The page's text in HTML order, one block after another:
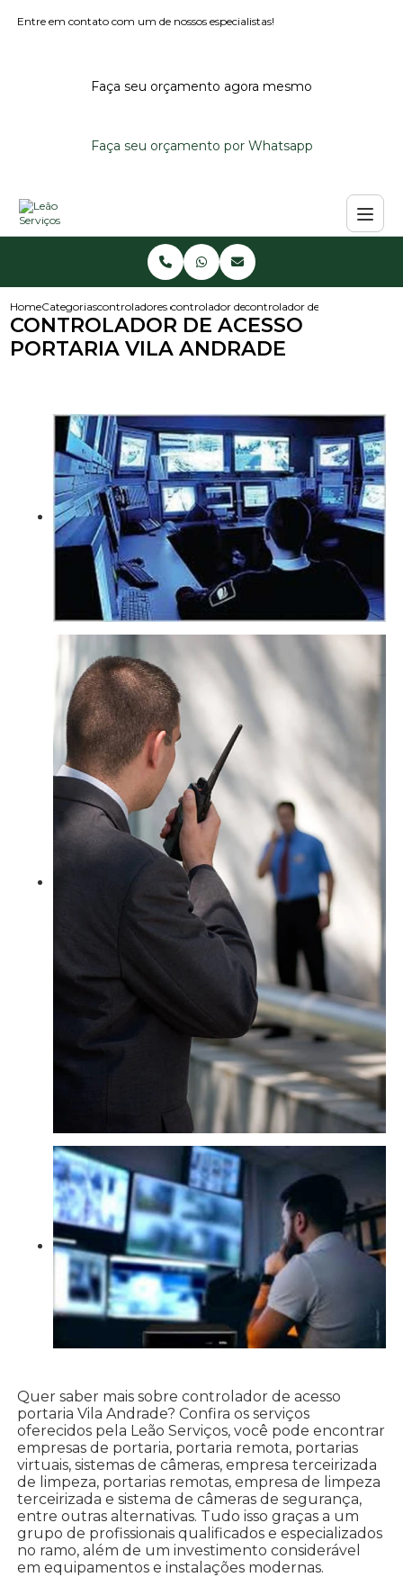
Entre em contato com um de nossos especialistas!
Faça seu orçamento agora mesmo
Faça seu orçamento por Whatsapp
HomeCategoriascontroladores de acessocontrolador de acesso noturno
controlador de acesso
CONTROLADOR DE ACESSO
PORTARIA VILA ANDRADE
Quer saber mais sobre controlador de acesso
portaria Vila Andrade? Confira os serviços
oferecidos pela Leão Serviços, você pode encontrar
empresas de portaria, portaria remota, portarias
virtuais, sistemas de câmeras, empresa terceirizada
de limpeza, portarias remotas, empresa de limpeza
terceirizada e sistema de câmeras de segurança,
entre outras alternativas. Tudo isso graças a um
grupo de profissionais qualificados e especializados
no ramo, além de um investimento considerável
em equipamentos e instalações modernas.